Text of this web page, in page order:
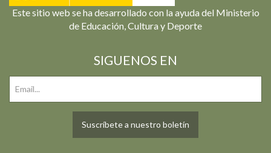
Este sitio web se ha desarrollado con la ayuda del Ministerio
de Educación, Cultura y Deporte
SIGUENOS EN
Suscríbete a nuestro boletín